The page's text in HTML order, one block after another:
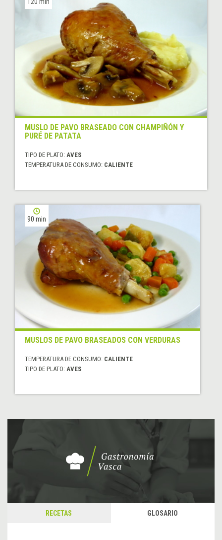
MUSLO DE PAVO BRASEADO CON CHAMPIÑÓN Y
PURÉ DE PATATA
TIPO DE PLATO: AVES
TEMPERATURA DE CONSUMO: CALIENTE
90 min
MUSLOS DE PAVO BRASEADOS CON VERDURAS
TEMPERATURA DE CONSUMO: CALIENTE
TIPO DE PLATO: AVES
RECETAS GLOSARIO